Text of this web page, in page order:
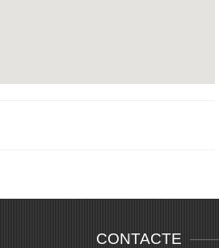
CONTACTE